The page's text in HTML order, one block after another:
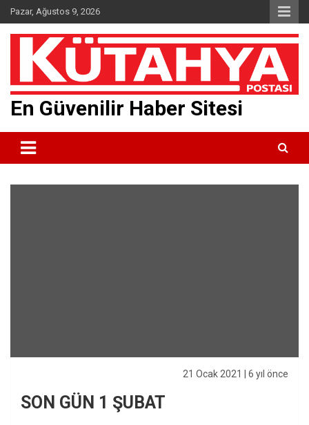
Skip
to
content
Pazar, Ağustos 9, 2026
En Güvenilir Haber Sitesi
21 Ocak 2021 | 6 yıl önce
SON GÜN 1 ŞUBAT